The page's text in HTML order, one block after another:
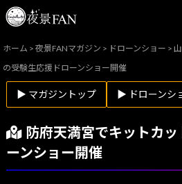
ホーム >夜景FANマガジン > ドローンショー >
の受験生応援ドローンショー開催
▶ マガジントップ ▶ ドローンシ
防府天満宮でキットカ
ーンショー開催